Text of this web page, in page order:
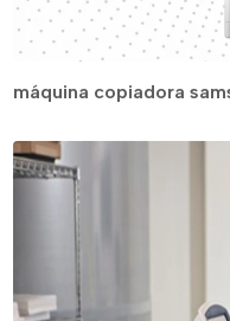
máquina copiadora